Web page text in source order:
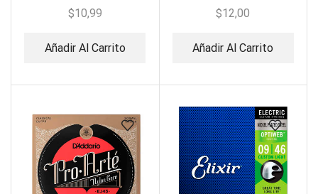
Acústica
$10,99
Añadir Al Carrito
Acústica
$12,00
Añadir Al Carrito